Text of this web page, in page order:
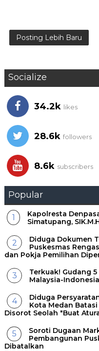
Posting Lebih Baru
Socialize
34.2k likes
28.6k followers
8.6k subscribers
Popular
Kapolresta
Simatupang,
Diduga Dokumen
Puskesmas
dan Pokja Pemilihan
Terkuak! Gudang
Malaysia-
Diduga
Kota Medan
Disorot Seolah "Buat
Soroti Dugaan
Pembangunan
Dibatalkan